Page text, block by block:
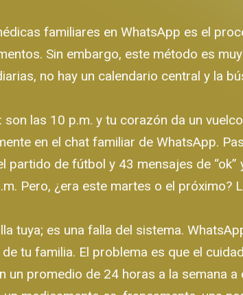
familiares en WhatsApp es el
Sin embargo, este método es
no hay un calendario central y la
son las 10 p.m. y tu corazón da un
en el chat familiar de WhatsApp.
partido de fútbol y 43 mensajes de
Pero, ¿era este martes o el próximo?
tuya; es una falla del sistema.
tu familia. El problema es que el
un promedio de 24 horas a la semana